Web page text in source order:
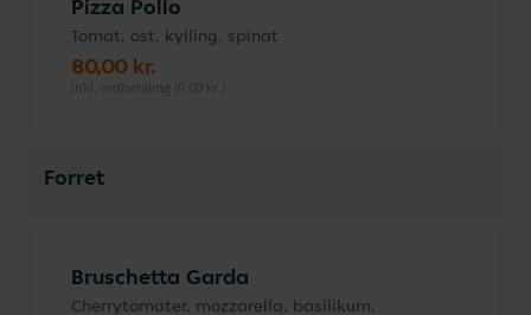
Pizza Pollo
Tomat, ost, kylling, spinat
80,00 kr.
inkl. indbetaling (0,00 kr.)
Forret
Bruschetta Garda
Cherrytomater, mozzarella, basilikum,